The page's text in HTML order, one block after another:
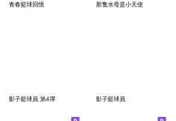
青春籃球回憶 那隻水母是小天使
影子籃球員 第4彈 影子籃球員